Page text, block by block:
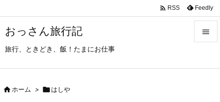
おっさん旅行記
旅行、ときどき、飯！たまにお仕事

 RSS Feedly
ホーム > はしや